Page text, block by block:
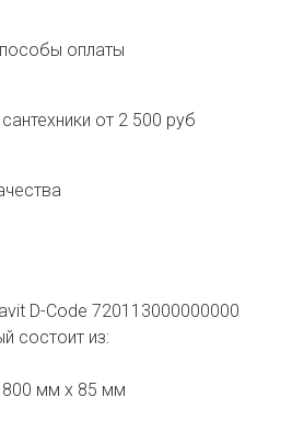
оплаты
от 2 500 руб
D-Code 720113000000000
состоит из:
мм x 85 мм